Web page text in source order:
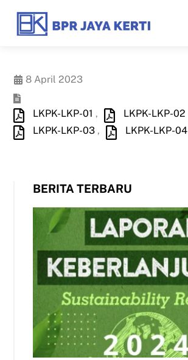
content
8 April 2023
LKPK-LKP-01 , LKPK-LKP-02
LKPK-LKP-03 , LKPK-LKP-04
BERITA TERBARU